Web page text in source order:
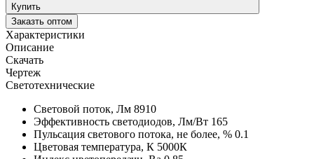
Купить
Заказть оптом
Характеристики
Описание
Скачать
Чертеж
Светотехнические
Световой поток, Лм 8910
Эффективность светодиодов, Лм/Вт 165
Пульсация светового потока, не более, % 0.1
Цветовая температура, К 5000К